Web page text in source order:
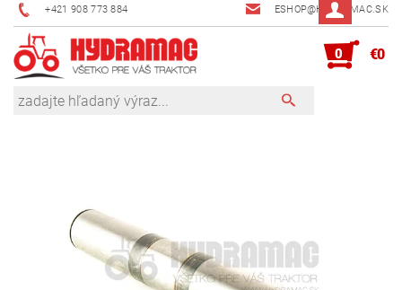
+421 908 773 884 ESHOP@HYDRAMAC.SK
0 €0